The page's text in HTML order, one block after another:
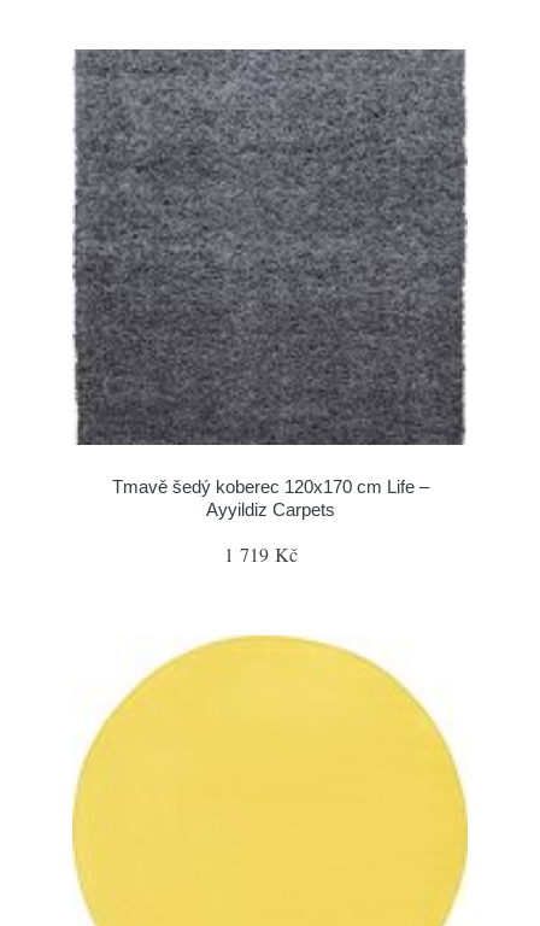
Tmavě šedý koberec 120x170 cm Life –
Ayyildiz Carpets
1 719 Kč